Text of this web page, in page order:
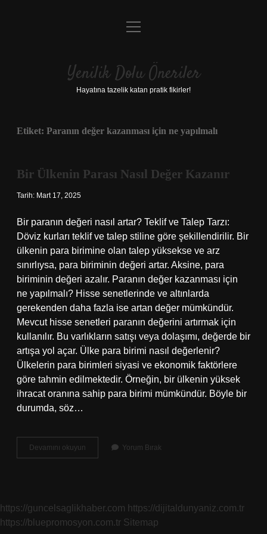
Anasayfa
Yasal Uyarı
menüyü
Yenilik Dolu Öneriler
Hayatına tazelik katan pratik fikirler!
Etiket: Paranın değer kazanması için ne yapılmalı
Bir Ülkenin Parası Nasıl Değer Kazanır
Tarih: Mart 17, 2025
Bir paranın değeri nasıl artar? Teklif ve Talep Tarzı:
Döviz kurları teklif ve talep stiline göre şekillendirilir. Bir
ülkenin para birimine olan talep yüksekse ve arz
sınırlıysa, para biriminin değeri artar. Aksine, para
biriminin değeri azalır. Paranın değer kazanması için
ne yapılmalı? Hisse senetlerinde ve altınlarda
gerekenden daha fazla ise artan değer mümkündür.
Mevcut hisse senetleri paranın değerini artırmak için
kullanılır. Bu varlıkların satışı veya dolaşımı, değerde bir
artışa yol açar. Ülke para birimi nasıl değerlenir?
Ülkelerin para birimleri siyasi ve ekonomik faktörlere
göre tahmin edilmektedir. Örneğin, bir ülkenin yüksek
ihracat oranına sahip para birimi mümkündür. Böyle bir
durumda, söz…
Devamını okuyun
Ülkenin
Yorum Bırak
https://guncelsaglikhaber.com https://dijitaldunyaniz.com.tr
https://bluepromosyon.com.tr Sitemap